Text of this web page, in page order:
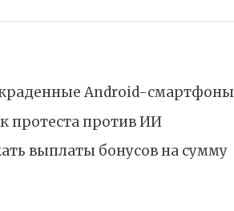
Android-смартфоны
протеста против ИИ
выплаты бонусов на сумму